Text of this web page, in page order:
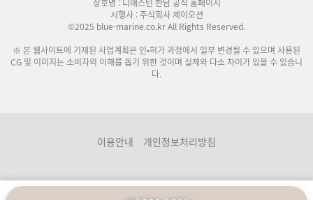
상호명 : 디애스턴 한남 공식 홈페이지
시행사 : 주식회사 제이오션
©2025 blue-marine.co.kr All Rights Reserved.
※ 본 웹사이트에 기재된 사업계획은 인•허가 과정에서 일부 변경될 수 있으며 사용된
CG 및 이미지는 소비자의 이해를 돕기 위한 것이며 실제와 다소 차이가 있을 수 있습니
다.
이용안내 개인정보처리방침